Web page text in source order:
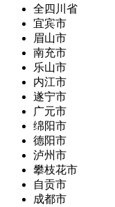
全四川省
宜宾市
眉山市
南充市
乐山市
内江市
遂宁市
广元市
绵阳市
德阳市
泸州市
攀枝花市
自贡市
成都市